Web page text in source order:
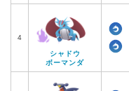
4
シャドウ
ボーマンダ